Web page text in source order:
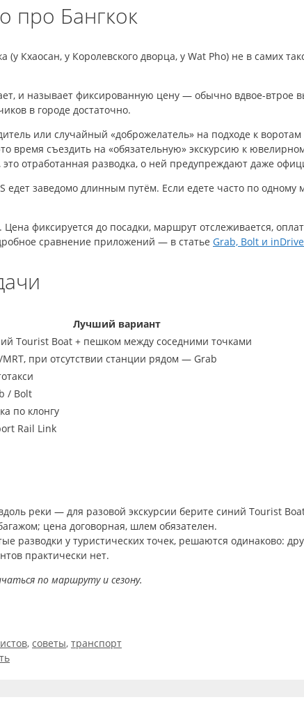
про Бангкок
Кхаосан, у Королевского дворца, у Wat Pho) не в самих
и называет фиксированную цену — обычно вдвое-
в городе достаточно.
или случайный «доброжелатель» на подходе к
время съездить на «обязательную» экскурсию к
отработанная разводка, о ней предупреждают даже
едет заведомо длинным путём. Если едете часто по одному
фиксируется до посадки, маршрут отслеживается,
сравнение приложений — в статье Grab, Bolt и
Лучший вариант
Tourist Boat + пешком между соседними точками
MRT, при отсутствии станции рядом — Grab
/ Bolt
по клонгу
Rail Link
реки — для разовой экскурсии берите синий Tourist
цена договорная, шлем обязателен.
разводки у туристических точек, решаются одинаково:
практически нет.
по маршруту и сезону.
, советы, транспорт